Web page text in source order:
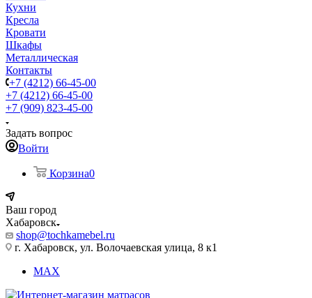
Кухни
Кресла
Кровати
Шкафы
Металлическая
Контакты
+7 (4212) 66-45-00
+7 (4212) 66-45-00
+7 (909) 823-45-00
Задать вопрос
Войти
Корзина0
Ваш город
Хабаровск
shop@tochkamebel.ru
г. Хабаровск, ул. Волочаевская улица, 8 к1
MAX